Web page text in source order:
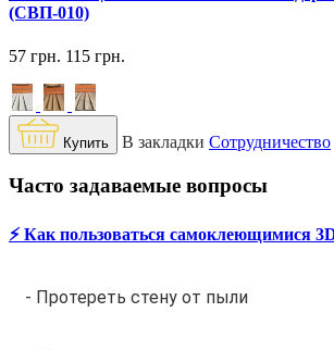
(СВП-010)
57 грн. 115 грн.
Купить В закладки Сотрудничество
Часто задаваемые вопросы
⚡️ Как пользоваться самоклеющимися
- Протереть стену от пыли